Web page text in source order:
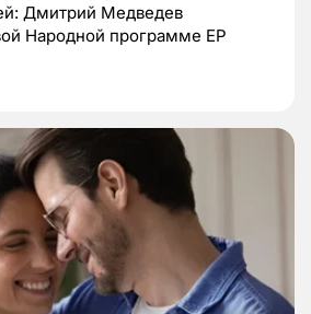
Дмитрий Медведев
Народной программе ЕР